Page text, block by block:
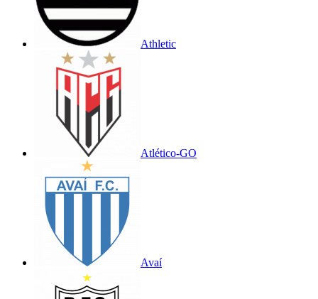
Athletic
Atlético-GO
Avaí